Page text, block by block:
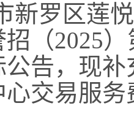
新罗区莲
（2025
公告，现
心交易服